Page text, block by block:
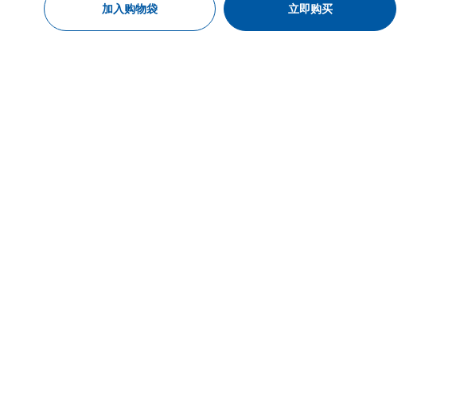
加入购物袋 立即购买